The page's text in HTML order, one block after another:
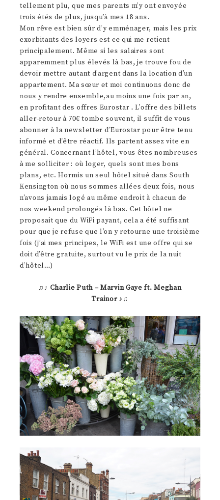
tellement plu, que mes parents m’y ont envoyée
trois étés de plus, jusqu’à mes 18 ans.
Mon rêve est bien sûr d’y emménager, mais les prix
exorbitants des loyers est ce qui me retient
principalement. Même si les salaires sont
apparemment plus élevés là bas, je trouve fou de
devoir mettre autant d’argent dans la location d’un
appartement. Ma sœur et moi continuons donc de
nous y rendre ensemble,au moins une fois par an,
en profitant des offres Eurostar . L’offre des billets
aller-retour à 70€ tombe souvent, il suffit de vous
abonner à la newsletter d’Eurostar pour être tenu
informé et d’être réactif. Ils partent assez vite en
général. Concernant l’hôtel, vous êtes nombreuses
à me solliciter : où loger, quels sont mes bons
plans, etc. Hormis un seul hôtel situé dans South
Kensington où nous sommes allées deux fois, nous
n’avons jamais logé au même endroit à chacun de
nos weekend prolongés là bas. Cet hôtel ne
proposait que du WiFi payant, cela a été suffisant
pour que je refuse que l’on y retourne une troisième
fois (j’ai mes principes, le WiFi est une offre qui se
doit d’être gratuite, surtout vu le prix de la nuit
d’hôtel…)
♫♪ Charlie Puth – Marvin Gaye ft. Meghan
Trainor♪♫